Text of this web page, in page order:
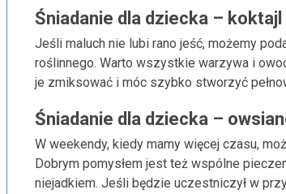
Śniadanie dla dziecka – koktajl
Jeśli maluch nie lubi rano jeść, możemy
roślinnego. Warto wszystkie warzywa i
je zmiksować i móc szybko stworzyć
Śniadanie dla dziecka –
W weekendy, kiedy mamy więcej czasu,
Dobrym pomysłem jest też wspólne
niejadkiem. Jeśli będzie uczestniczył w